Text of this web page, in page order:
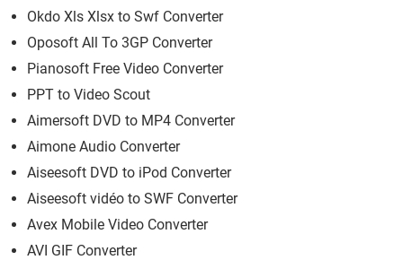
Okdo Xls Xlsx to Swf Converter
Oposoft All To 3GP Converter
Pianosoft Free Video Converter
PPT to Video Scout
Aimersoft DVD to MP4 Converter
Aimone Audio Converter
Aiseesoft DVD to iPod Converter
Aiseesoft vidéo to SWF Converter
Avex Mobile Video Converter
AVI GIF Converter